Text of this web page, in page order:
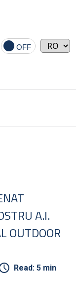
A.I.
OUTDOOR
Read: 5 min